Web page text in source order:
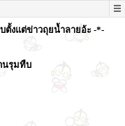
ตั้งแต่ข่าวถุยน้ำลายอ้ะ -*-
นรุมทืบ